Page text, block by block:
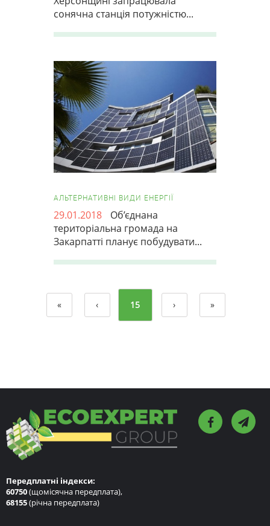
сонячна станція потужніcтю...
АЛЬТЕРНАТИВНІ ВИДИ ЕНЕРГІЇ
29.01.2018
Об’єднана
територіальна громада на
Закарпатті планує побудувати...
« ‹ 15 › »
Передплатні індекси:
60750(щомісячна передплата),
68155(річна передплата)